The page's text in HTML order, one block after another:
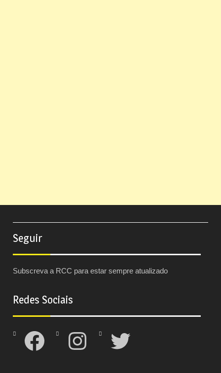
Seguir
Subscreva a RCC para estar sempre atualizado
Redes Sociais
Facebook Instagram Twitter